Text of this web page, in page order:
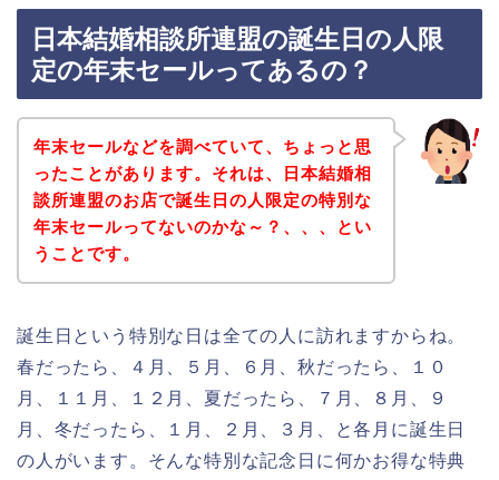
日本結婚相談所連盟の誕生日の人限
定の年末セールってあるの？
年末セールなどを調べていて、ちょっと思
ったことがあります。それは、日本結婚相
談所連盟のお店で誕生日の人限定の特別な
年末セールってないのかな～？、、、とい
うことです。
誕生日という特別な日は全ての人に訪れますからね。
春だったら、４月、５月、６月、秋だったら、１０
月、１１月、１２月、夏だったら、７月、８月、９
月、冬だったら、１月、２月、３月、と各月に誕生日
の人がいます。そんな特別な記念日に何かお得な特典